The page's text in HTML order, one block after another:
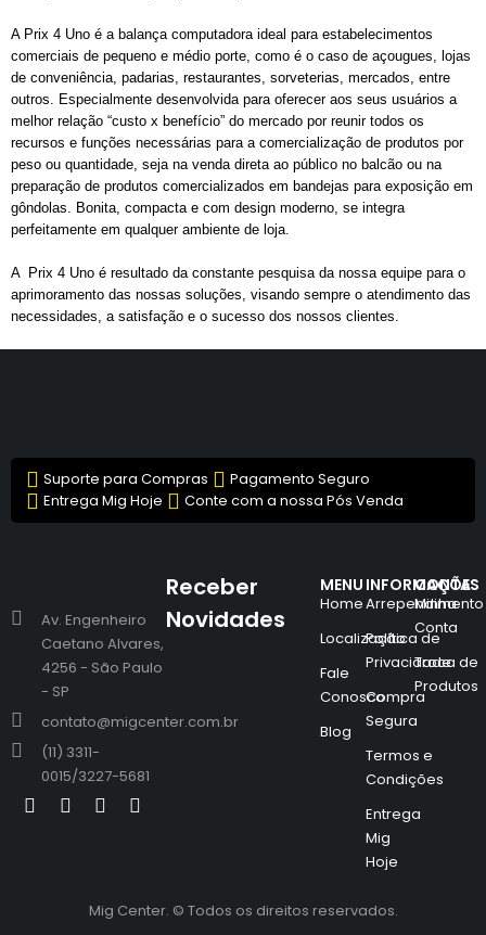
A Prix 4 Uno é a balança computadora ideal para estabelecimentos
comerciais de pequeno e médio porte, como é o caso de açougues, lojas
de conveniência, padarias, restaurantes, sorveterias, mercados, entre
outros. Especialmente desenvolvida para oferecer aos seus usuários a
melhor relação “custo x benefício” do mercado por reunir todos os
recursos e funções necessárias para a comercialização de produtos por
peso ou quantidade, seja na venda direta ao público no balcão ou na
preparação de produtos comercializados em bandejas para exposição em
gôndolas. Bonita, compacta e com design moderno, se integra
perfeitamente em qualquer ambiente de loja.
A Prix 4 Uno é resultado da constante pesquisa da nossa equipe para o
aprimoramento das nossas soluções, visando sempre o atendimento das
necessidades, a satisfação e o sucesso dos nossos clientes.
Suporte para Compras
Pagamento Seguro
Entrega Mig Hoje
Conte com a nossa Pós Venda
Av. Engenheiro
Caetano Alvares,
4256 - São Paulo
- SP
contato@migcenter.com.br
(11) 3311-
0015/3227-5681
MENU
Home
Localização
Fale
Conosco
Blog
INFORMAÇÕES
Arrependimento
Política de
Privacidade
Compra
Segura
Termos e
Condições
Entrega
Mig
Hoje
CONTA
Minha
Conta
Troca de
Produtos
Receber
Novidades
Mig Center. © Todos os direitos reservados.